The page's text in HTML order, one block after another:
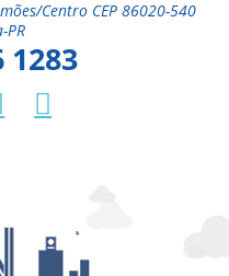
Centro CEP 86020-540
PR
1283